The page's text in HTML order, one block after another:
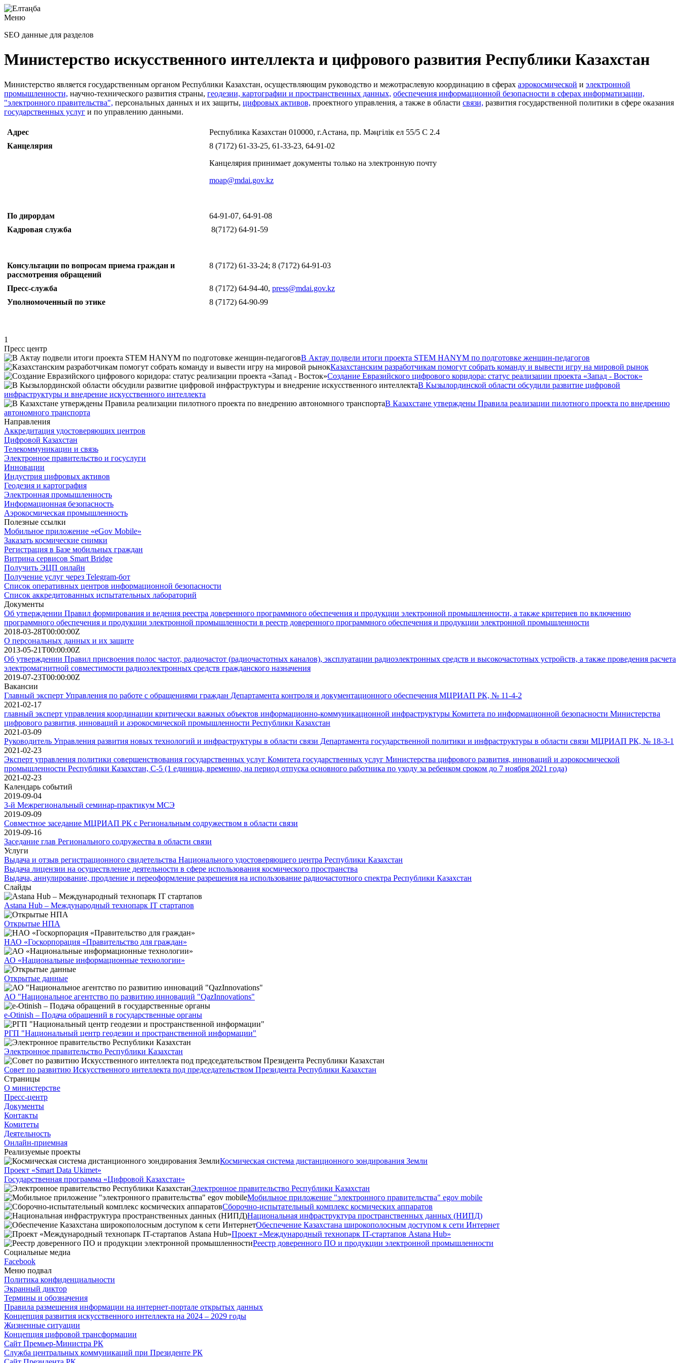
Меню
SEO данные для разделов
Министерство искусственного интеллекта и цифрового развития Республики Казахстан
Министерство является государственным органом Республики Казахстан, осуществляющим руководство и межотраслевую координацию в сферах аэрокосмической и электронной
промышленности, научно-технического развития страны, геодезии, картографии и пространственных данных, обеспечения информационной безопасности в сферах информатизации,
"электронного правительства", персональных данных и их защиты, цифровых активов, проектного управления, а также в области связи, развития государственной политики в сфере оказания
государственных услуг и по управлению данными.
Адрес
Республика Казахстан 010000, г.Астана, пр. Мәңгілік ел 55/5 С 2.4
Канцелярия
8 (7172) 61-33-25, 61-33-23, 64-91-02
Канцелярия принимает документы только на электронную почту
moap@mdai.gov.kz
По дирордам
64-91-07, 64-91-08
Кадровая служба
8(7172) 64-91-59
Консультации по вопросам приема граждан и
рассмотрения обращений
8 (7172) 61-33-24; 8 (7172) 64-91-03
Пресс-служба 8 (7172) 64-94-40, press@mdai.gov.kz
Уполномоченный по этике
8 (7172) 64-90-99
1
Пресс центр
В Актау подвели итоги проекта STEM HANYM по подготовке женщин-педагогов
Казахстанским разработчикам помогут собрать команду и вывести игру на мировой рынок
Создание Евразийского цифрового коридора: статус реализации проекта «Запад - Восток»
В Кызылординской области обсудили развитие цифровой
инфраструктуры и внедрение искусственного интеллекта
В Казахстане утверждены Правила реализации пилотного проекта по внедрению
автономного транспорта
Направления
Аккредитация удостоверяющих центров
Цифровой Казахстан
Телекоммуникации и связь
Электронное правительство и госуслуги
Инновации
Индустрия цифровых активов
Геодезия и картография
Электронная промышленность
Информационная безопасность
Аэрокосмическая промышленность
Полезные ссылки
Мобильное приложение «eGov Mobile»
Заказать космические снимки
Регистрация в Базе мобильных граждан
Витрина сервисов Smart Bridge
Получить ЭЦП онлайн
Получение услуг через Telegram-бот
Список оперативных центров информационной безопасности
Список аккредитованных испытательных лабораторий
Документы
Об утверждении Правил формирования и ведения реестра доверенного программного обеспечения и продукции электронной промышленности, а также критериев по включению
программного обеспечения и продукции электронной промышленности в реестр доверенного программного обеспечения и продукции электронной промышленности
2018-03-28T00:00:00Z
О персональных данных и их защите
2013-05-21T00:00:00Z
Об утверждении Правил присвоения полос частот, радиочастот (радиочастотных каналов), эксплуатации радиоэлектронных средств и высокочастотных устройств, а также проведения расчета
электромагнитной совместимости радиоэлектронных средств гражданского назначения
2019-07-23T00:00:00Z
Вакансии
Главный эксперт Управления по работе с обращениями граждан Департамента контроля и документационного обеспечения МЦРИАП РК, № 11-4-2
2021-02-17
главный эксперт управления координации критически важных объектов информационно-коммуникационной инфраструктуры Комитета по информационной безопасности Министерства
цифрового развития, инноваций и аэрокосмической промышленности Республики Казахстан
2021-03-09
Руководитель Управления развития новых технологий и инфраструктуры в области связи Департамента государственной политики и инфраструктуры в области связи МЦРИАП РК, № 18-3-1
2021-02-23
Эксперт управления политики совершенствования государственных услуг Комитета государственных услуг Министерства цифрового развития, инноваций и аэрокосмической
промышленности Республики Казахстан, C-5 (1 единица, временно, на период отпуска основного работника по уходу за ребенком сроком до 7 ноября 2021 года)
2021-02-23
Календарь событий
2019-09-04
3-й Межрегиональный семинар-практикум МСЭ
2019-09-09
Совместное заседание МЦРИАП РК с Региональным содружеством в области связи
2019-09-16
Заседание глав Регионального содружества в области связи
Услуги
Выдача и отзыв регистрационного свидетельства Национального удостоверяющего центра Республики Казахстан
Выдача лицензии на осуществление деятельности в сфере использования космического пространства
Выдача, аннулирование, продление и переоформление разрешения на использование радиочастотного спектра Республики Казахстан
Слайды
Astana Hub – Международный технопарк IT стартапов
Открытые НПА
НАО «Госкорпорация «Правительство для граждан»
АО «Национальные информационные технологии»
Открытые данные
АО "Национальное агентство по развитию инноваций "QazInnovations"
e-Otinish – Подача обращений в государственные органы
РГП "Национальный центр геодезии и пространственной информации"
Электронное правительство Республики Казахстан
Совет по развитию Искусственного интеллекта под председательством Президента Республики Казахстан
Страницы
О министерстве
Пресс-центр
Документы
Контакты
Комитеты
Деятельность
Онлайн-приемная
Реализуемые проекты
Космическая система дистанционного зондирования Земли
Проект «Smart Data Ukimet»
Государственная программа «Цифровой Казахстан»
Электронное правительство Республики Казахстан
Мобильное приложение "электронного правительства" egov mobile
Сборочно-испытательный комплекс космических аппаратов
Национальная инфраструктура пространственных данных (НИПД)
Обеспечение Казахстана широкополосным доступом к сети Интернет
Проект «Международный технопарк IT-стартапов Astana Hub»
Реестр доверенного ПО и продукции электронной промышленности
Социальные медиа
Facebook
Меню подвал
Политика конфиденциальности
Экранный диктор
Термины и обозначения
Правила размещения информации на интернет-портале открытых данных
Концепция развития искусственного интеллекта на 2024 – 2029 годы
Жизненные ситуации
Концепция цифровой трансформации
Сайт Премьер-Министра РК
Служба центральных коммуникаций при Президенте РК